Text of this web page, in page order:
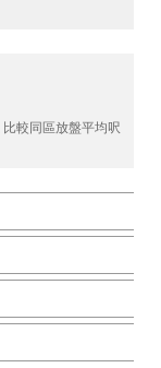
比較同區放盤平均呎